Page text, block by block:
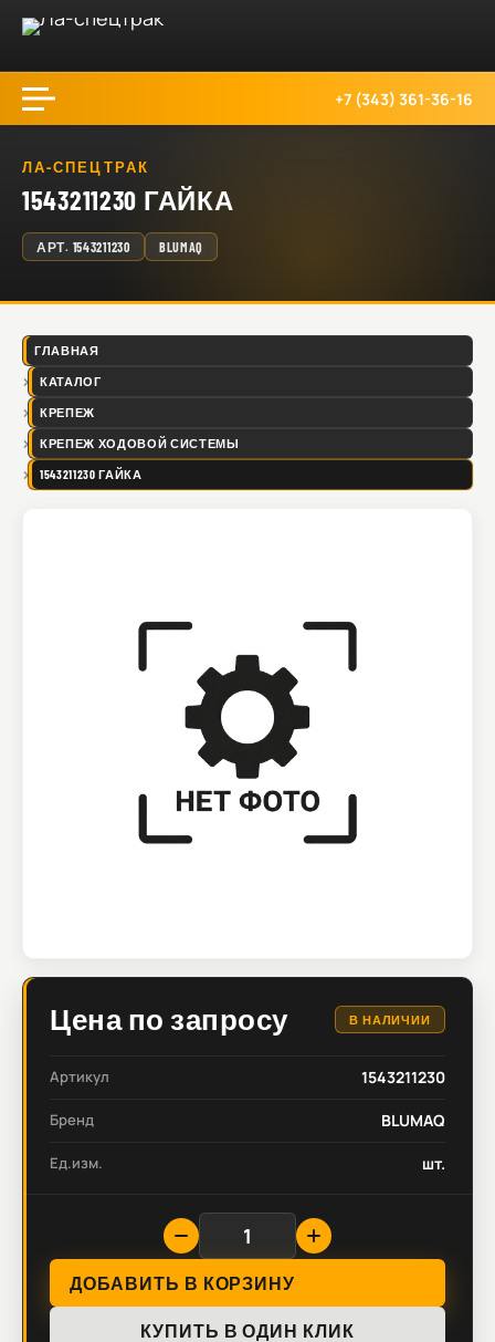
+7 (343) 361-36-16
ЛА-СПЕЦТРАК
1543211230 ГАЙКА
АРТ. 1543211230 BLUMAQ
ГЛАВНАЯ
КАТАЛОГ
КРЕПЕЖ
КРЕПЕЖ ХОДОВОЙ СИСТЕМЫ
1543211230 ГАЙКА
Цена по запросу В НАЛИЧИИ
Артикул 1543211230
Бренд BLUMAQ
Ед.изм. шт.
ДОБАВИТЬ В КОРЗИНУ
КУПИТЬ В ОДИН КЛИК